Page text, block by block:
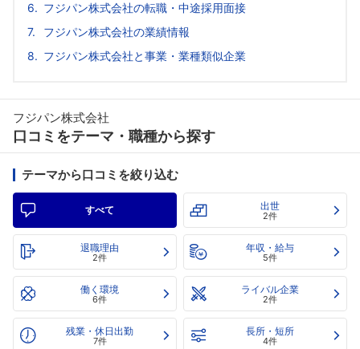
フジパン株式会社の転職・中途採用面接
フジパン株式会社の業績情報
フジパン株式会社と事業・業種類似企業
フジパン株式会社
口コミをテーマ・職種から探す
テーマから口コミを絞り込む
すべて 出世
2件
退職理由
2件
年収・給与
5件
働く環境
6件
ライバル企業
2件
残業・休日出勤
7件
長所・短所
4件